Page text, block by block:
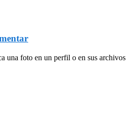
una foto en un perfil o en sus archivos